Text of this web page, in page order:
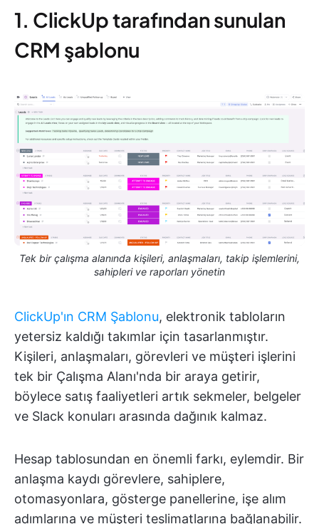
1. ClickUp tarafından sunulan
CRM şablonu
Tek bir çalışma alanında kişileri, anlaşmaları, takip işlemlerini,
sahipleri ve raporları yönetin
ClickUp'ın CRM Şablonu, elektronik tabloların
yetersiz kaldığı takımlar için tasarlanmıştır.
Kişileri, anlaşmaları, görevleri ve müşteri işlerini
tek bir Çalışma Alanı'nda bir araya getirir,
böylece satış faaliyetleri artık sekmeler, belgeler
ve Slack konuları arasında dağınık kalmaz.
Hesap tablosundan en önemli farkı, eylemdir. Bir
anlaşma kaydı görevlere, sahiplere,
otomasyonlara, gösterge panellerine, işe alım
adımlarına ve müşteri teslimatlarına bağlanabilir.